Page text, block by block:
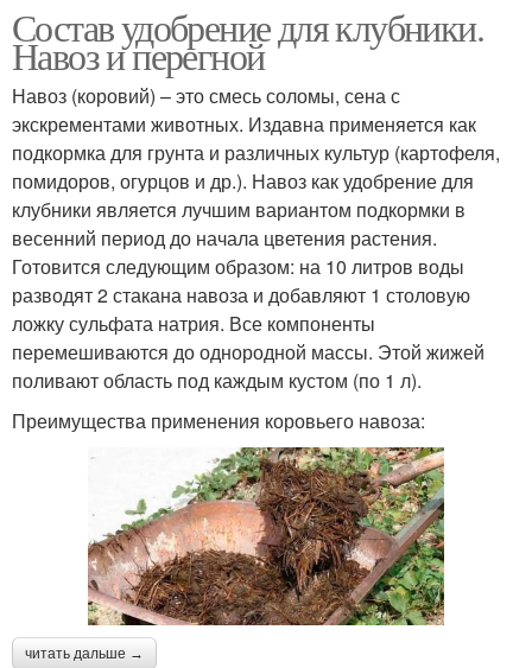
Состав удобрение для клубники.
Навоз и перегной
Навоз (коровий) – это смесь соломы, сена с
экскрементами животных. Издавна применяется как
подкормка для грунта и различных культур (картофеля,
помидоров, огурцов и др.). Навоз как удобрение для
клубники является лучшим вариантом подкормки в
весенний период до начала цветения растения.
Готовится следующим образом: на 10 литров воды
разводят 2 стакана навоза и добавляют 1 столовую
ложку сульфата натрия. Все компоненты
перемешиваются до однородной массы. Этой жижей
поливают область под каждым кустом (по 1 л).
Преимущества применения коровьего навоза:
читать дальше →